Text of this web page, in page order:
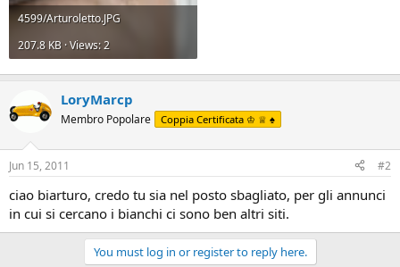
4599/Arturoletto.JPG
207.8 KB · Views: 2
LoryMarcp
Membro Popolare Coppia Certificata ♔ ♕ ♠
Jun 15, 2011 #2
ciao biarturo, credo tu sia nel posto sbagliato, per gli annunci
in cui si cercano i bianchi ci sono ben altri siti.
You must log in or register to reply here.